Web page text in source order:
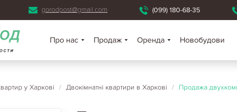
gorodpost@gmail.com (099) 180-68-35
Про нас Продаж Оренда Новобудови
у Харкові / Двокімнатні квартири в Харкові / Продажа